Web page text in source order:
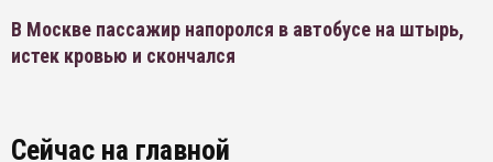
В Москве пассажир напоролся в автобусе на штырь,
истек кровью и скончался
Сейчас на главной